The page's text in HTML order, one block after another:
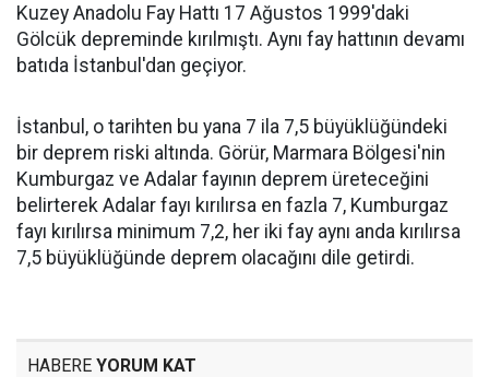
Kuzey Anadolu Fay Hattı 17 Ağustos 1999'daki
Gölcük depreminde kırılmıştı. Aynı fay hattının devamı
batıda İstanbul'dan geçiyor.
İstanbul, o tarihten bu yana 7 ila 7,5 büyüklüğündeki
bir deprem riski altında. Görür, Marmara Bölgesi'nin
Kumburgaz ve Adalar fayının deprem üreteceğini
belirterek Adalar fayı kırılırsa en fazla 7, Kumburgaz
fayı kırılırsa minimum 7,2, her iki fay aynı anda kırılırsa
7,5 büyüklüğünde deprem olacağını dile getirdi.
HABERE YORUM KAT